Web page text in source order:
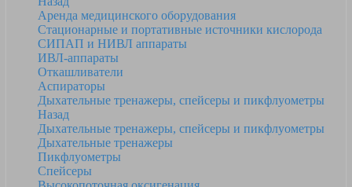
Аренда медицинского оборудования
Стационарные и портативные источники кислорода
СИПАП и НИВЛ аппараты
ИВЛ-аппараты
Откашливатели
Аспираторы
Дыхательные тренажеры, спейсеры и пикфлуометры
Назад
Дыхательные тренажеры, спейсеры и пикфлуометры
Дыхательные тренажеры
Пикфлуометры
Спейсеры